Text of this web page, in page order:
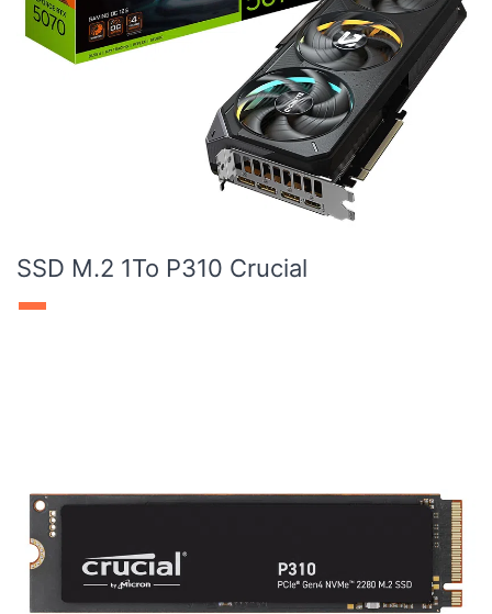
SSD M.2 1To P310 Crucial